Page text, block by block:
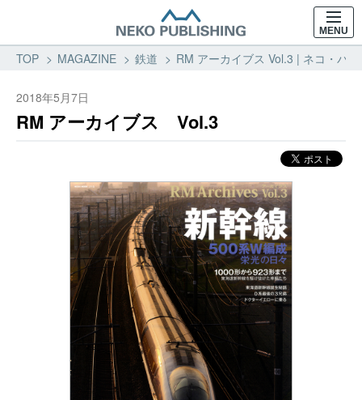
MENU
TOP MAGAZINE 鉄道 RM アーカイブス Vol.3 | ネコ・パ
2018年5月7日
RM アーカイブス Vol.3